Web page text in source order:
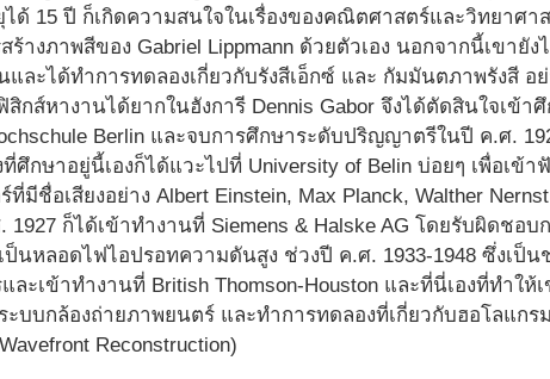
ได้ 15 ปี ก็เกิดความสนใจในเรื่องของคณิตศาสตร์และวิทยาศ
ร้างภาพสีของ Gabriel Lippmann ด้วยตัวเอง นอกจากนี้เขายั
และได้ทำการทดลองเกี่ยวกับรังสีเอ็กซ์ และ กัมมันตภาพรังสี อ
สิกส์หางานได้ยากในฮังการี Dennis Gabor จึงได้ตัดสินใจเข้
Berlin และจบการศึกษาระดับปริญญาตรีในปี ค.ศ.
ศึกษาอยู่นี้เองก็ได้แวะไปที่ University of Belin บ่อยๆ เพื่อเข้
มีชื่อเสียงอย่าง Albert Einstein, Max Planck, Walther
ก็ได้เข้าทำงานที่ Siemens & Halske AG โดยรับผิดชอ
ป็นหลอดไฟไอปรอทความดันสูง ช่วงปี ค.ศ. 1933-1948 ซึ่งเป็น
ละเข้าทำงานที่ British Thomson-Houston และที่นี่เองที่ทำใ
บบกล้องถ่ายภาพยนตร์ และทำการทดลองที่เกี่ยวกับฮอโลแก
Reconstruction)